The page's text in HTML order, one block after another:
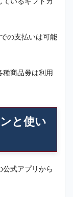
の支払いは可能
種商品券は利用
と使い
公式アプリから